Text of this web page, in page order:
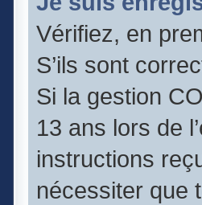
Vérifiez, en
S’ils sont
Si la gestion
13 ans lors de
instructions
nécessiter que